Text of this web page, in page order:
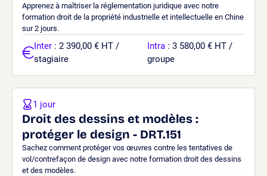
Apprenez à maîtriser la réglementation juridique avec notre
formation droit de la propriété industrielle et intellectuelle en Chine
sur 2 jours.
Inter : 2 390,00 € HT /
stagiaire
Intra : 3 580,00 € HT /
groupe
Droit des dessins et modèles :
protéger le design - DRT.151
Sachez comment protéger vos œuvres contre les tentatives de
vol/contrefaçon de design avec notre formation droit des dessins
et des modèles.
1 jour